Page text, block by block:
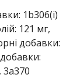
1b306(i)
121 мг,
добавки:
3a370